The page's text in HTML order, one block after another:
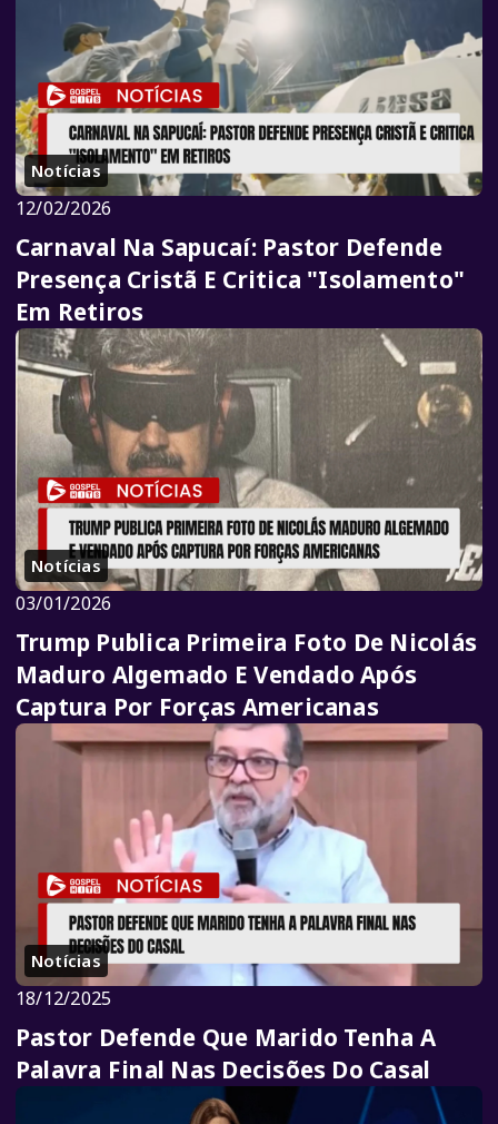
Notícias
12/02/2026
Carnaval Na Sapucaí: Pastor Defende
Presença Cristã E Critica "Isolamento"
Em Retiros
Notícias
03/01/2026
Trump Publica Primeira Foto De Nicolás
Maduro Algemado E Vendado Após
Captura Por Forças Americanas
Notícias
18/12/2025
Pastor Defende Que Marido Tenha A
Palavra Final Nas Decisões Do Casal